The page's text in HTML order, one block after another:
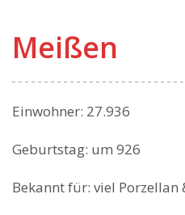
Meißen
Einwohner: 27.936
Geburtstag: um 926
Bekannt für: viel Porzellan